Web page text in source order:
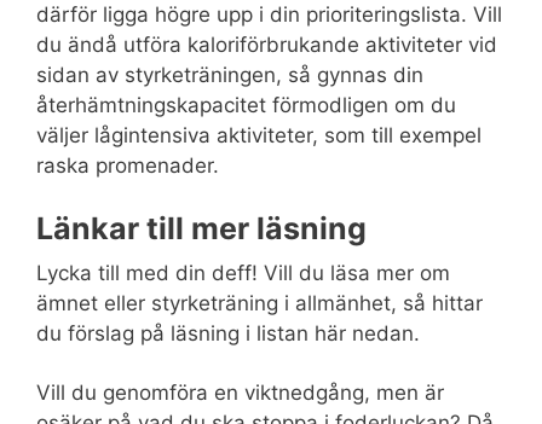
därför ligga högre upp i din prioriteringslista. Vill
du ändå utföra kaloriförbrukande aktiviteter vid
sidan av styrketräningen, så gynnas din
återhämtningskapacitet förmodligen om du
väljer lågintensiva aktiviteter, som till exempel
raska promenader.
Länkar till mer läsning
Lycka till med din deff! Vill du läsa mer om
ämnet eller styrketräning i allmänhet, så hittar
du förslag på läsning i listan här nedan.
Vill du genomföra en viktnedgång, men är